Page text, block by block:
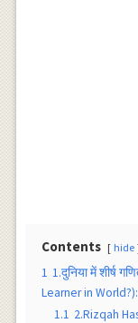
Contents hide
1 1.दुनिया में शीर्ष
Learner in World?):
1.1 2.Rizqah